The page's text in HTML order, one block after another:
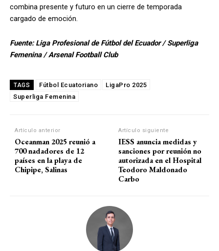
combina presente y futuro en un cierre de temporada
cargado de emoción.
Fuente: Liga Profesional de Fútbol del Ecuador / Superliga
Femenina / Arsenal Football Club
TAGS Fútbol Ecuatoriano
LigaPro 2025
Superliga Femenina
Artículo anterior
Oceanman 2025 reunió a
700 nadadores de 12
países en la playa de
Chipipe, Salinas
Artículo siguiente
IESS anuncia medidas y
sanciones por reunión no
autorizada en el Hospital
Teodoro Maldonado
Carbo